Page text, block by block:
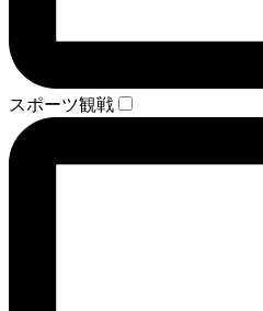
スポーツ観戦